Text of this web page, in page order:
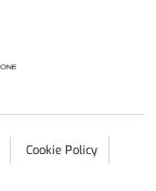
Cookie Policy